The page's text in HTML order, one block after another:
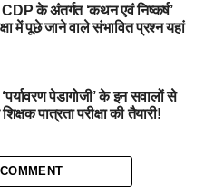
के अंतर्गत ‘कथन एवं निष्कर्ष’
में पूछे जाने वाले संभावित प्रश्न यहां
पेडागोजी’ के इन सवालों से
पात्रता परीक्षा की तैयारी!